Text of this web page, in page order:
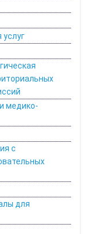
услуг
медико-
с
для